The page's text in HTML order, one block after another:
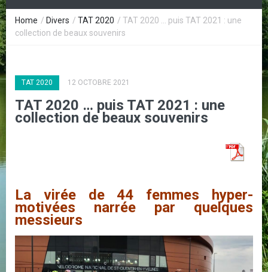
Home / Divers / TAT 2020 / TAT 2020 … puis TAT 2021 : une
collection de beaux souvenirs
TAT 2020 12 OCTOBRE 2021
TAT 2020 … puis TAT 2021 : une
collection de beaux souvenirs
La virée de 44 femmes hyper-
motivées narrée par quelques
messieurs